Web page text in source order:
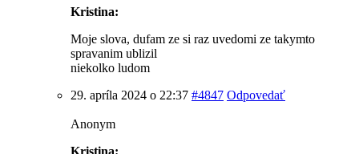
Kristina:
Moje slova, dufam ze si raz uvedomi ze takymto
spravanim ublizil
niekolko ludom
29. apríla 2024 o 22:37 #4847 Odpovedať
Anonym
Kristina: